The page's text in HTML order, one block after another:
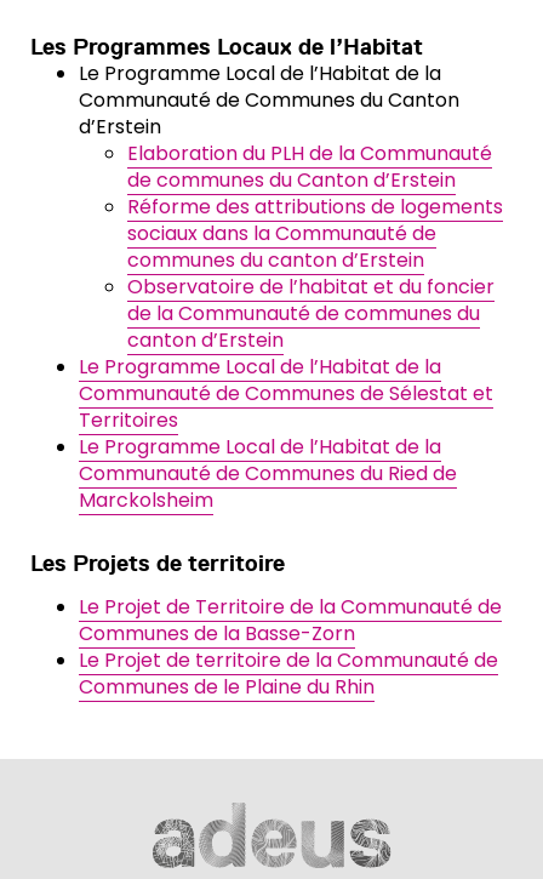
Les Programmes Locaux de l’Habitat
Le Programme Local de l’Habitat de la
Communauté de Communes du Canton
d’Erstein
Elaboration du PLH de la Communauté
de communes du Canton d’Erstein
Réforme des attributions de logements
sociaux dans la Communauté de
communes du canton d’Erstein
Observatoire de l’habitat et du foncier
de la Communauté de communes du
canton d’Erstein
Le Programme Local de l’Habitat de la
Communauté de Communes de Sélestat et
Territoires
Le Programme Local de l’Habitat de la
Communauté de Communes du Ried de
Marckolsheim
Les Projets de territoire
Le Projet de Territoire de la Communauté de
Communes de la Basse-Zorn
Le Projet de territoire de la Communauté de
Communes de le Plaine du Rhin